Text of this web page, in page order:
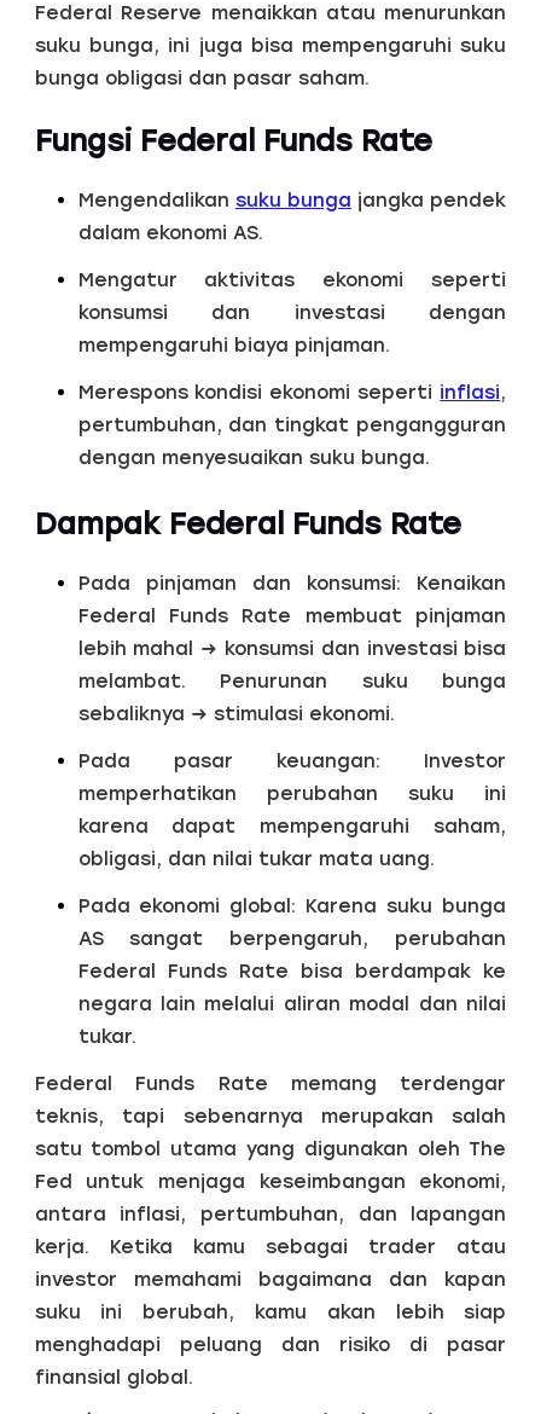
Federal Reserve menaikkan atau menurunkan
suku bunga, ini juga bisa mempengaruhi suku
bunga obligasi dan pasar saham.
Fungsi Federal Funds Rate
Mengendalikan suku bunga jangka pendek
dalam ekonomi AS.
Mengatur aktivitas ekonomi seperti
konsumsi dan investasi dengan
mempengaruhi biaya pinjaman.
Merespons kondisi ekonomi seperti inflasi,
pertumbuhan, dan tingkat pengangguran
dengan menyesuaikan suku bunga.
Dampak Federal Funds Rate
Pada pinjaman dan konsumsi: Kenaikan
Federal Funds Rate membuat pinjaman
lebih mahal → konsumsi dan investasi bisa
melambat. Penurunan suku bunga
sebaliknya → stimulasi ekonomi.
Pada pasar keuangan: Investor
memperhatikan perubahan suku ini
karena dapat mempengaruhi saham,
obligasi, dan nilai tukar mata uang.
Pada ekonomi global: Karena suku bunga
AS sangat berpengaruh, perubahan
Federal Funds Rate bisa berdampak ke
negara lain melalui aliran modal dan nilai
tukar.
Federal Funds Rate memang terdengar
teknis, tapi sebenarnya merupakan salah
satu tombol utama yang digunakan oleh The
Fed untuk menjaga keseimbangan ekonomi,
antara inflasi, pertumbuhan, dan lapangan
kerja. Ketika kamu sebagai trader atau
investor memahami bagaimana dan kapan
suku ini berubah, kamu akan lebih siap
menghadapi peluang dan risiko di pasar
finansial global.